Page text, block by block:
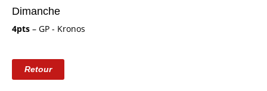
Dimanche
4pts – GP - Kronos
Retour